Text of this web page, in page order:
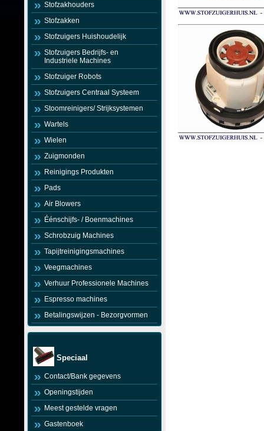
Stofzakhouders
Stofzakken
Stofzuigers Huishoudelijk
Stofzuigers Bedrijfs- en
Industriele Machines
Stofzuiger Robots
Stofzuigers Centraal Systeem
Stoomreinigers/ Strijksystemen
Wartels
Wielen
Zuigmonden
Reinigings Produkten
Pads
Air Blowers
Éénschijfs- / Boenmachines
Schrobzuig Machines
Tapijtreinigingsmachines
Veegmachines
Verhuur Professionele Machines
Espresso machines
Betalingswijzen - Bezorgvormen
Speciaal
Contact/Bank gegevens
Openingstijden
Meest gestelde vragen
Gastenboek